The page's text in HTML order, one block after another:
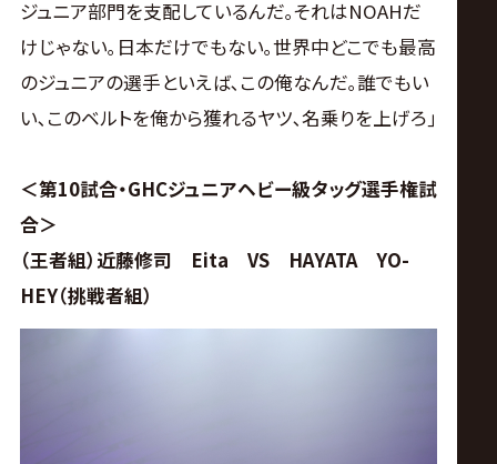
ジュニア部門を支配しているんだ｡それはNOAHだ
けじゃない｡日本だけでもない｡世界中どこでも最高
のジュニアの選手といえば､この俺なんだ｡誰でもい
い､このベルトを俺から獲れるヤツ､名乗りを上げろ｣
＜第10試合・GHCジュニアヘビー級タッグ選手権試
合＞
（王者組）近藤修司 Eita VS HAYATA YO-
HEY（挑戦者組）